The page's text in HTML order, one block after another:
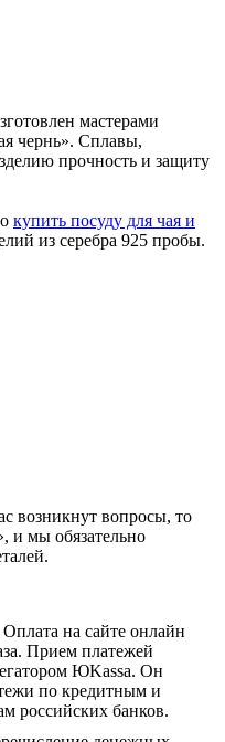
мастерами
чернь». Сплавы,
прочность и защиту
купить посуду для чая и
из серебра 925 пробы.
возникнут вопросы, то
и мы обязательно
Оплата на сайте онлайн
Прием платежей
ЮKassa. Он
по кредитным и
российских банков.